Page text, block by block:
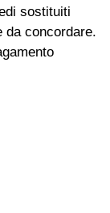
sostituiti
da concordare.